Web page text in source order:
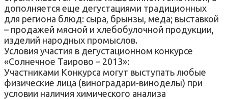
дополняется еще дегустациями традиционных
для региона блюд: сыра, брынзы, меда; выставкой
– продажей мясной и хлебобулочной продукции,
изделий народных промыслов.
Условия участия в дегустационном конкурсе
«Солнечное Таирово – 2013»:
Участниками Конкурса могут выступать любые
физические лица (виноградари-виноделы) при
условии наличия химического анализа